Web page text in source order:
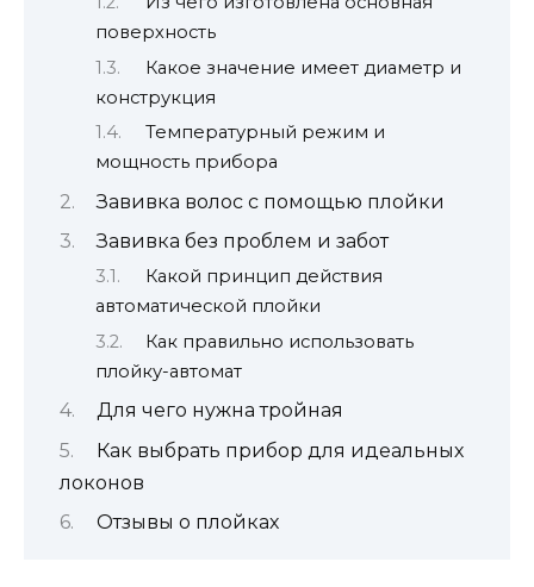
поверхность
Какое значение имеет диаметр и
конструкция
Температурный режим и
мощность прибора
Завивка волос с помощью плойки
Завивка без проблем и забот
Какой принцип действия
автоматической плойки
Как правильно использовать
плойку-автомат
Для чего нужна тройная
Как выбрать прибор для идеальных
локонов
Отзывы о плойках